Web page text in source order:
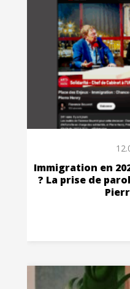
Immigration en
? La prise de